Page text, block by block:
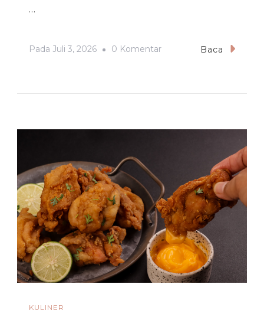
…
Pada Juli 3, 2026 0 KomentarPada
Baca
KULINER